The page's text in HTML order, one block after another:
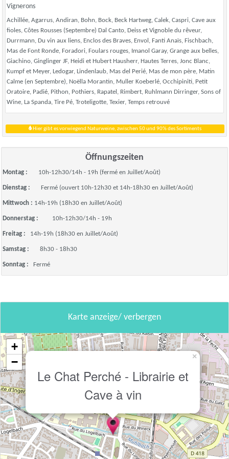
Vignerons
Achillée, Agarrus, Andiran, Bohn, Bock, Beck Hartweg, Calek, Caspri, Cave aux
fioles, Côtes Rousses (Septembre) Dal Canto, Deiss et Vignoble du rêveur,
Durrmann, Du vin aux liens, Enclos des Braves, Envol, Fanti Anaïs, Fischbach,
Mas de Font Ronde, Foradori, Foulars rouges, Imanol Garay, Grange aux belles,
Giachino, Ginglinger JF, Heidi et Hubert Hausherr, Hautes Terres, Jonc Blanc,
Kumpf et Meyer, Ledogar, Lindenlaub, Mas del Perié, Mas de mon père, Matin
Calme (en Septembre), Noëlla Morantin, Muller Koeberlé, Occhipiniti, Petit
Oratoire, Padié, Pithon, Pothiers, Rapatel, Rimbert, Ruhlmann Dirringer, Sons of
Wine, La Spanda, Tire Pé, Troteligotte, Texier, Temps retrouvé
Hier gibt es vorwiegend Naturweine, zwischen 50 und 90% des Sortiments
Öffnungszeiten
Montag : 10h-12h30/14h - 19h (fermé en Juillet/Août)
Dienstag : Fermé (ouvert 10h-12h30 et 14h-18h30 en Juillet/Août)
Mittwoch : 14h-19h (18h30 en Juillet/Août)
Donnerstag : 10h-12h30/14h - 19h
Freitag : 14h-19h (18h30 en Juillet/Août)
Samstag : 8h30 - 18h30
Sonntag : Fermé
Karte anzeige/ verbergen
Le Chat Perché - Librairie et
Cave à vin
×
+
−